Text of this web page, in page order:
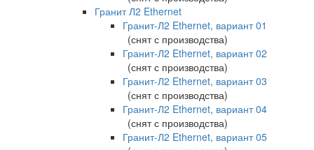
Гранит Л2 Ethernet
Гранит-Л2 Ethernet, вариант 01
(снят с производства)
Гранит-Л2 Ethernet, вариант 02
(снят с производства)
Гранит-Л2 Ethernet, вариант 03
(снят с производства)
Гранит-Л2 Ethernet, вариант 04
(снят с производства)
Гранит-Л2 Ethernet, вариант 05